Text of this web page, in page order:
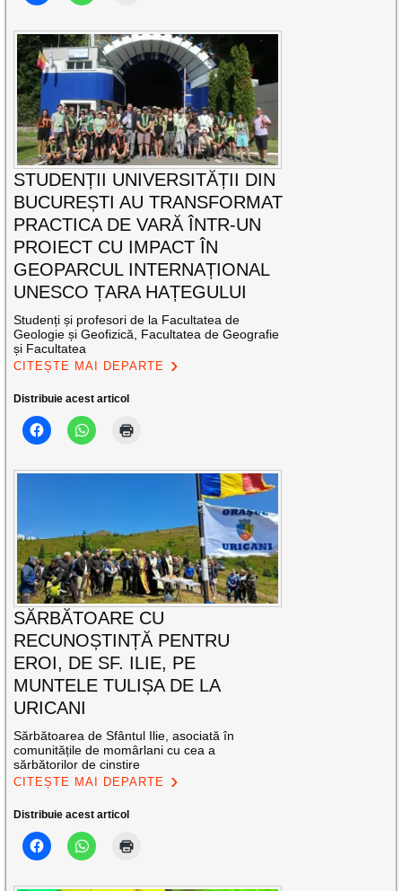
STUDENȚII UNIVERSITĂȚII DIN
BUCUREȘTI AU TRANSFORMAT
PRACTICA DE VARĂ ÎNTR-UN
PROIECT CU IMPACT ÎN
GEOPARCUL INTERNAȚIONAL
UNESCO ȚARA HAȚEGULUI
Studenți și profesori de la Facultatea de
Geologie și Geofizică, Facultatea de Geografie
și Facultatea
CITEȘTE MAI DEPARTE
Distribuie acest articol
SĂRBĂTOARE CU
RECUNOȘTINȚĂ PENTRU
EROI, DE SF. ILIE, PE
MUNTELE TULIȘA DE LA
URICANI
Sărbătoarea de Sfântul Ilie, asociată în
comunitățile de momârlani cu cea a
sărbătorilor de cinstire
CITEȘTE MAI DEPARTE
Distribuie acest articol